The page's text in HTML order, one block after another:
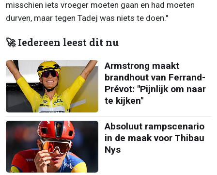
misschien iets vroeger moeten gaan en had moeten
durven, maar tegen Tadej was niets te doen."
🚀 Iedereen leest dit nu
Armstrong maakt
brandhout van Ferrand-
Prévot: "Pijnlijk om naar
te kijken"
Absoluut rampscenario
in de maak voor Thibau
Nys